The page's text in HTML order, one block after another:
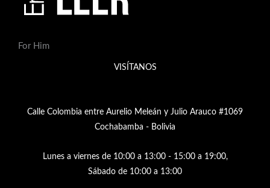
For Him
VISÍTANOS
Calle Colombia entre Aurelio Meleán y Julio Arauco #1069
Cochabamba - Bolivia
Lunes a viernes de 10:00 a 13:00 - 15:00 a 19:00,
Sábado de 10:00 a 13:00